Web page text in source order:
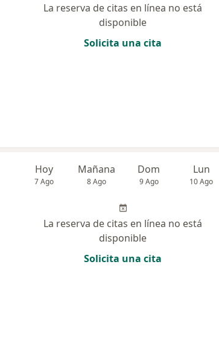
La reserva de citas en línea no está
disponible
Solicita una cita
Hoy
7 Ago
Mañana
8 Ago
Dom
9 Ago
Lun
10 Ago
La reserva de citas en línea no está
disponible
Solicita una cita